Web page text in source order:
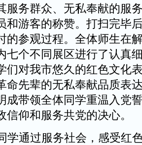
服务群众、无私奉献的服
和游客的称赞。打扫完毕
的参观过程。全体师生在
七个不同展区进行了认真
们对我市悠久的红色文化
命先辈的无私奉献品质表
成带领全体同学重温入党
信仰和服务共党的决心。
通过服务社会，感受红